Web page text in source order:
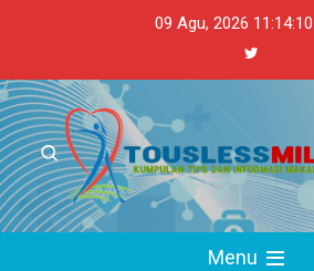
09 Agu, 2026
Kumpulan Tips dan Informasi
Menu